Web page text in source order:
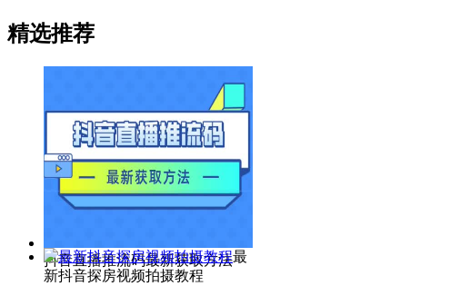
精选推荐
抖音直播推流码最新获取方法最
新抖音探房视频拍摄教程